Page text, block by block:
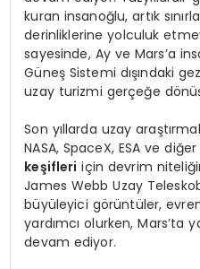
kuran insanoğlu, artık
derinliklerine yolculuk
sayesinde, Ay ve Mars’a
Güneş Sistemi dışındaki
uzay turizmi gerçeğe
Son yıllarda uzay
NASA, SpaceX, ESA ve
keşifleri için devrim
James Webb Uzay
büyüleyici görüntüler,
yardımcı olurken, Mars’ta
devam ediyor.